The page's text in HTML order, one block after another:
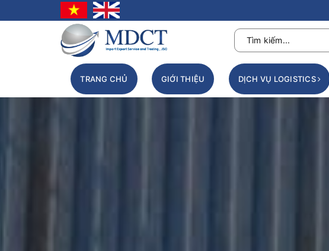
TRANG CHỦ GIỚI THIỆU DỊCH VỤ LOGISTICS